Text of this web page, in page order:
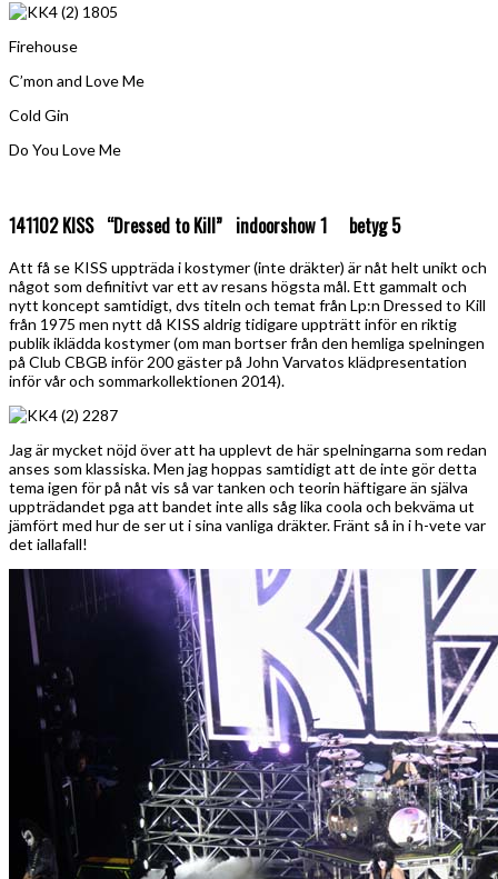
Firehouse
C’mon and Love Me
Cold Gin
Do You Love Me
141102 KISS “Dressed to Kill” indoorshow 1 betyg 5
Att få se KISS uppträda i kostymer (inte dräkter) är nåt helt unikt och
något som definitivt var ett av resans högsta mål. Ett gammalt och
nytt koncept samtidigt, dvs titeln och temat från Lp:n Dressed to Kill
från 1975 men nytt då KISS aldrig tidigare uppträtt inför en riktig
publik iklädda kostymer (om man bortser från den hemliga spelningen
på Club CBGB inför 200 gäster på John Varvatos klädpresentation
inför vår och sommarkollektionen 2014).
Jag är mycket nöjd över att ha upplevt de här spelningarna som redan
anses som klassiska. Men jag hoppas samtidigt att de inte gör detta
tema igen för på nåt vis så var tanken och teorin häftigare än själva
uppträdandet pga att bandet inte alls såg lika coola och bekväma ut
jämfört med hur de ser ut i sina vanliga dräkter. Fränt så in i h-vete var
det iallafall!